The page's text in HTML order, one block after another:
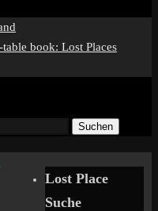
book: Lost Places
Suchen
Lost Place
Suche